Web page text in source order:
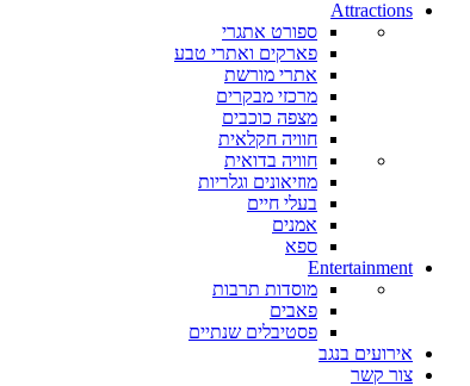
Attractions
ספורט אתגרי
פארקים ואתרי טבע
אתרי מורשת
מרכזי מבקרים
מצפה כוכבים
חוויה חקלאית
חוויה בדואית
מוזיאונים וגלריות
בעלי חיים
אמנים
ספא
Entertainment
מוסדות תרבות
פאבים
פסטיבלים שנתיים
אירועים בנגב
צור קשר